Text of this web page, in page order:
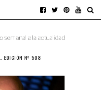
EDICIÓN Nº 508